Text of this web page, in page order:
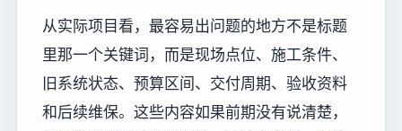
从实际项目看，最容易出问题的地方不是标题
里那一个关键词，而是现场点位、施工条件、
旧系统状态、预算区间、交付周期、验收资料
和后续维保。这些内容如果前期没有说清楚，